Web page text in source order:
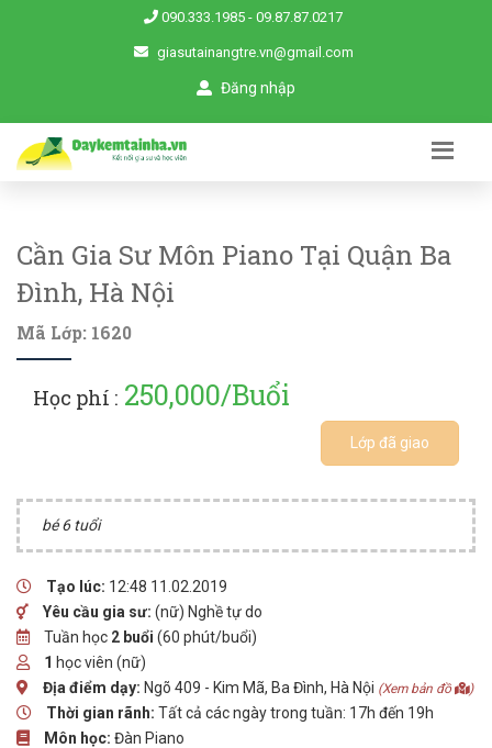
090.333.1985 - 09.87.87.0217
giasutainangtre.vn@gmail.com
Đăng nhập
Cần Gia Sư Môn Piano Tại Quận Ba
Đình, Hà Nội
Mã Lớp: 1620
Học phí : 250,000/Buổi
Lớp đã giao
bé 6 tuổi
Tạo lúc: 12:48 11.02.2019
Yêu cầu gia sư: (nữ) Nghề tự do
Tuần học 2 buổi (60 phút/buổi)
1 học viên (nữ)
Địa điểm dạy: Ngõ 409 - Kim Mã, Ba Đình, Hà Nội (Xem bản đồ )
Thời gian rãnh: Tất cả các ngày trong tuần: 17h đến 19h
Môn học: Đàn Piano